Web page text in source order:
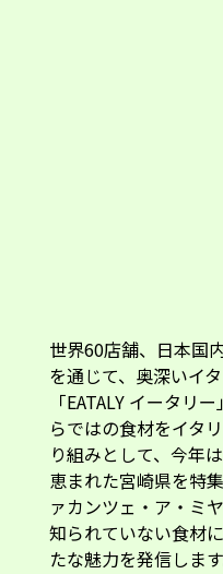
世界60店舗、日本国
を通じて、奥深いイ
「EATALY イータリ
らではの食材をイタ
り組みとして、今年
恵まれた宮崎県を特
ァカンツェ・ア・ミ
知られていない食材
たな魅力を発信します